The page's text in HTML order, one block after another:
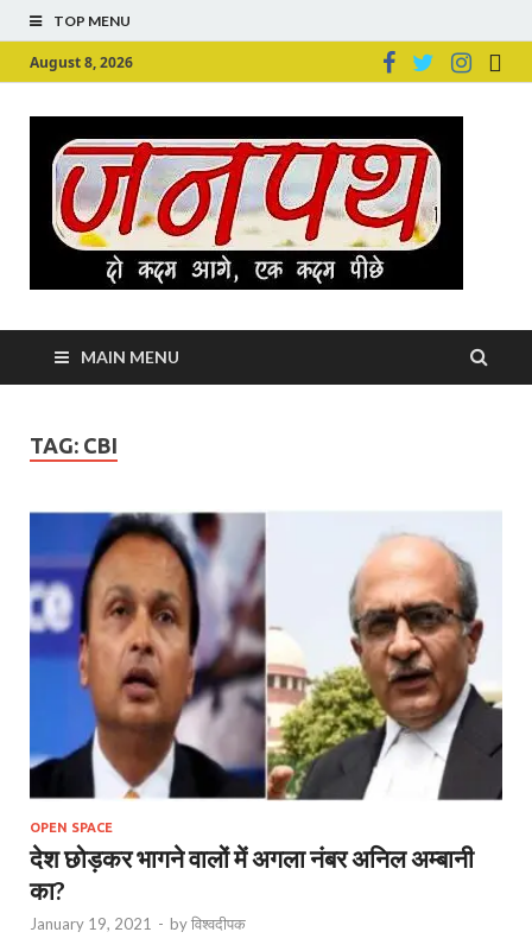
TOP MENU
August 8, 2026
MAIN MENU
TAG: CBI
OPEN SPACE
देश छोड़कर भागने वालों में अगला नंबर अनिल अम्‍बानी
का?
January 19, 2021 - byविश्वदीपक